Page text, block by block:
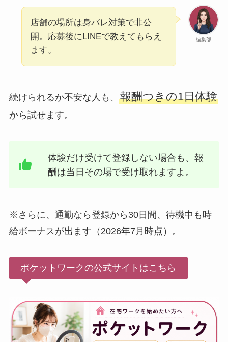
編集部
店舗の場所は身バレ対策で非公
開。応募後にLINEで教えてもらえ
ます。
続けられるか不安な人も、 報酬つきの1日体験
から試せます。
体験だけ受けて登録しない場合も、報
酬は当日その場で受け取れますよ。
※さらに、通勤なら登録から30日間、待機中も時
給ボーナスが出ます（2026年7月時点）。
ポケットワークの公式サイトはこちら